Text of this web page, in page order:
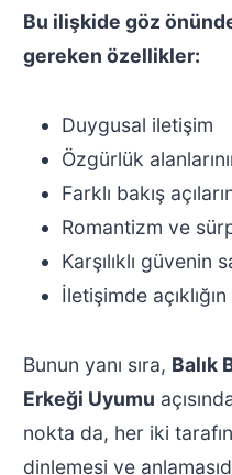
Bu ilişkide göz
gereken özellikler:
Duygusal iletişim
Özgürlük
Farklı bakış
Romantizm ve
Karşılıklı güvenin
İletişimde
Bunun yanı sıra, Balık
Erkeği Uyumu
nokta da, her iki
dinlemesi ve